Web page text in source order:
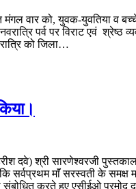
वार को, युवक-युवतिया व
पर्व पर विराट एवं
को जिला…
दवे) श्री सारणेश्वरजी
सर्वप्रथम माॅं सरस्वती के
करते हुए एसीईओ प्रमोद